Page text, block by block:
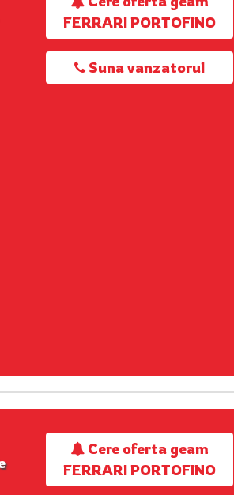
FERRARI PORTOFINO
Suna vanzatorul
Cere oferta geam
FERRARI PORTOFINO